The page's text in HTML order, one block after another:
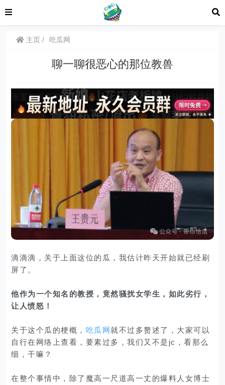
主页 吃瓜网
聊一聊很恶心的那位教兽
滴滴滴，关于上面这位的瓜，我估计昨天开始就已经刷
屏了。
他作为一个知名的教授，竟然骚扰女学生，如此劣行，
让人愤怒！
关于这个瓜的梗概， 吃瓜网就不过多赘述了，大家可以
自行在网络上查看，要素过多，我们又不是jc，看那么
细，干嘛？
在整个事情中，除了魔高一尺道高一丈的爆料人女博士